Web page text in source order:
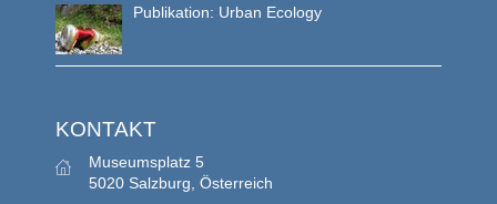
Publikation: Urban Ecology
KONTAKT
Museumsplatz 5
5020 Salzburg, Österreich